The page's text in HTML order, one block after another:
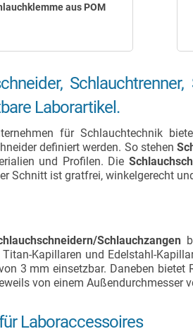
aus POM
Laborartikel.
für Schlauchtechnik
definiert werden. So stehen
und Profilen. Die
Schnitt ist gratfrei, winkelgerecht
Schlauchzangen
Kapillaren und Edelstahl-
3 mm einsetzbar. Daneben bietet
von einem Außendurchmesser
Laboraccessoires